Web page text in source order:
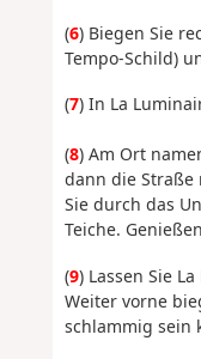
(6) Biegen Sie
Tempo-Schild)
(7) In La
(8) Am Ort
dann die Straße
Sie durch das
Teiche.
(9) Lassen Sie
Weiter vorne
schlammig sein